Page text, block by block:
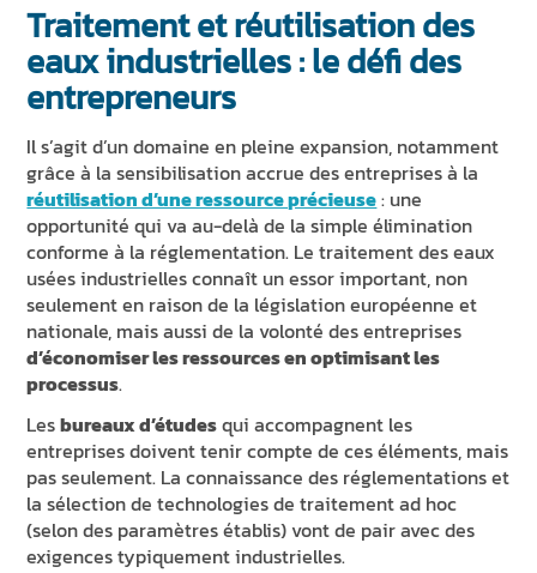
Traitement et réutilisation des
eaux industrielles : le défi des
entrepreneurs
Il s’agit d’un domaine en pleine expansion, notamment
grâce à la sensibilisation accrue des entreprises à la
réutilisation d’une ressource précieuse: une
opportunité qui va au-delà de la simple élimination
conforme à la réglementation. Le traitement des eaux
usées industrielles connaît un essor important, non
seulement en raison de la législation européenne et
nationale, mais aussi de la volonté des entreprises
d’économiser les ressources en optimisant les
processus.
Lesbureaux d’étudesqui accompagnent les
entreprises doivent tenir compte de ces éléments, mais
pas seulement. La connaissance des réglementations et
la sélection de technologies de traitement ad hoc
(selon des paramètres établis) vont de pair avec des
exigences typiquement industrielles.